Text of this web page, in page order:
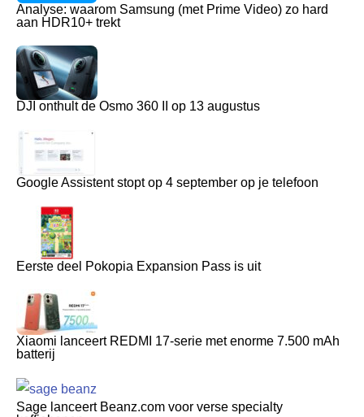
Analyse: waarom Samsung (met Prime Video) zo hard
aan HDR10+ trekt
DJI onthult de Osmo 360 II op 13 augustus
Google Assistent stopt op 4 september op je telefoon
Eerste deel Pokopia Expansion Pass is uit
Xiaomi lanceert REDMI 17-serie met enorme 7.500 mAh
batterij
Sage lanceert Beanz.com voor verse specialty